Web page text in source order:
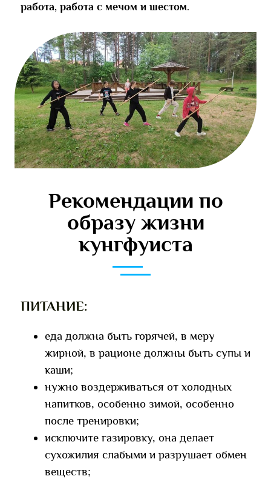
работа, работа с мечом и шестом.
Рекомендации по
образу жизни
кунгфуиста
ПИТАНИЕ:
еда должна быть горячей, в меру
жирной, в рационе должны быть супы и
каши;
нужно воздерживаться от холодных
напитков, особенно зимой, особенно
после тренировки;
исключите газировку, она делает
сухожилия слабыми и разрушает обмен
веществ;